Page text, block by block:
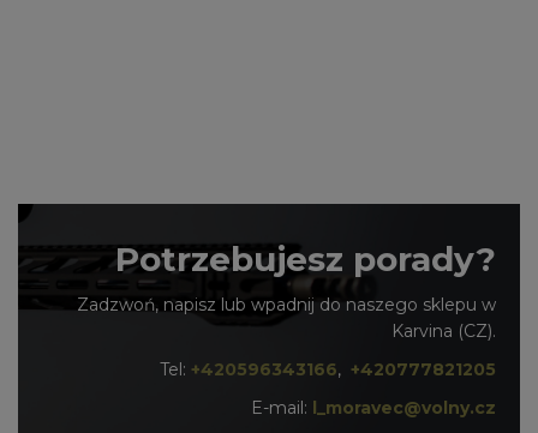
Potrzebujesz porady?
Zadzwoń, napisz lub wpadnij do naszego sklepu w
Karvina (CZ).
Tel: +420596343166, +420777821205
E-mail: l_moravec@volny.cz